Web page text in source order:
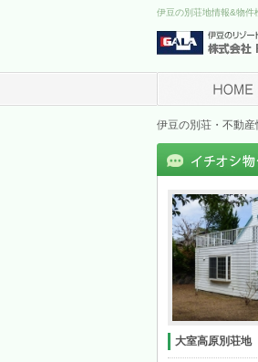
伊豆の別荘地情報&物件
伊豆の別荘・不動
大室高原別荘地